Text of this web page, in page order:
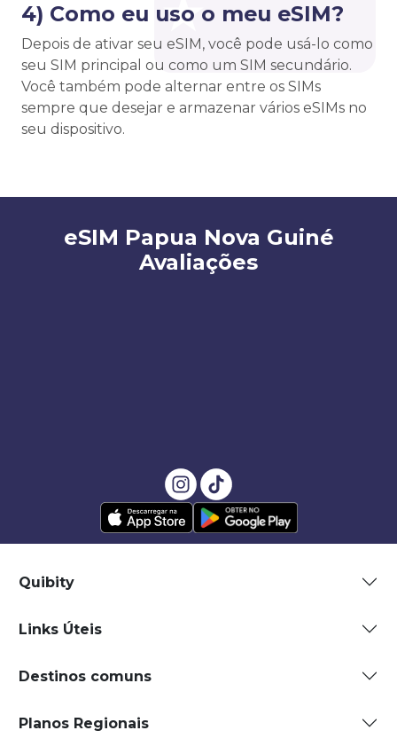
4) Como eu uso o meu eSIM?
Depois de ativar seu eSIM, você pode usá-lo como
seu SIM principal ou como um SIM secundário.
Você também pode alternar entre os SIMs
sempre que desejar e armazenar vários eSIMs no
seu dispositivo.
eSIM Papua Nova Guiné
Avaliações
Quibity
Links Úteis
Destinos comuns
Planos Regionais